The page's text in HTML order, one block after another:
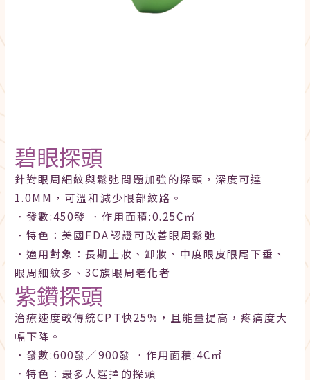
碧眼探頭
針對眼周細紋與鬆弛問題加強的探頭，深度可達
1.0MM，可溫和減少眼部紋路。
．發數:450發
．作用面積:0.25C㎡
．特色：美國FDA認證可改善眼周鬆弛
．適用對象：長期上妝、卸妝、中度眼皮眼尾下垂、
眼周細紋多、3C族眼周老化者
紫鑽探頭
治療速度較傳統CPT快25%，且能量提高，疼痛度大
幅下降。
．發數:600發／900發
．作用面積:4C㎡
．特色：最多人選擇的探頭